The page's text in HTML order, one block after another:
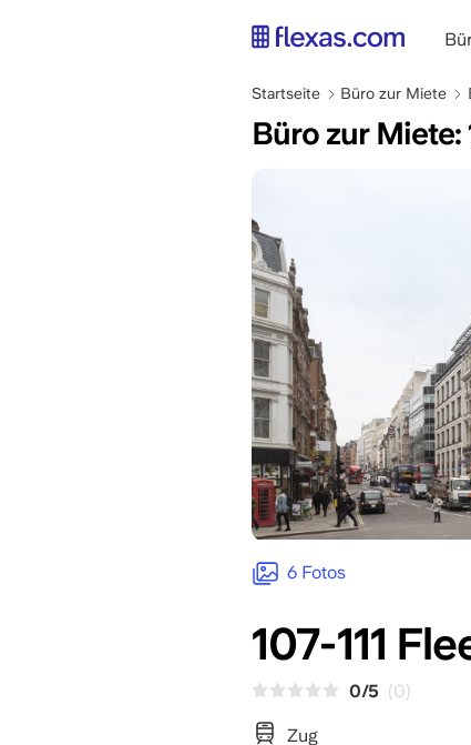
DE
Pfadnavigation
Startseite Büro zur Miete
Büro zur Miete:
6 Fotos
107-111
0/5 (0)
Zug